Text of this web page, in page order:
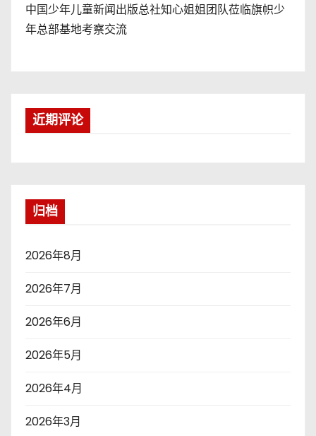
中国少年儿童新闻出版总社知心姐姐团队莅临旗帜少
年总部基地考察交流
近期评论
归档
2026年8月
2026年7月
2026年6月
2026年5月
2026年4月
2026年3月